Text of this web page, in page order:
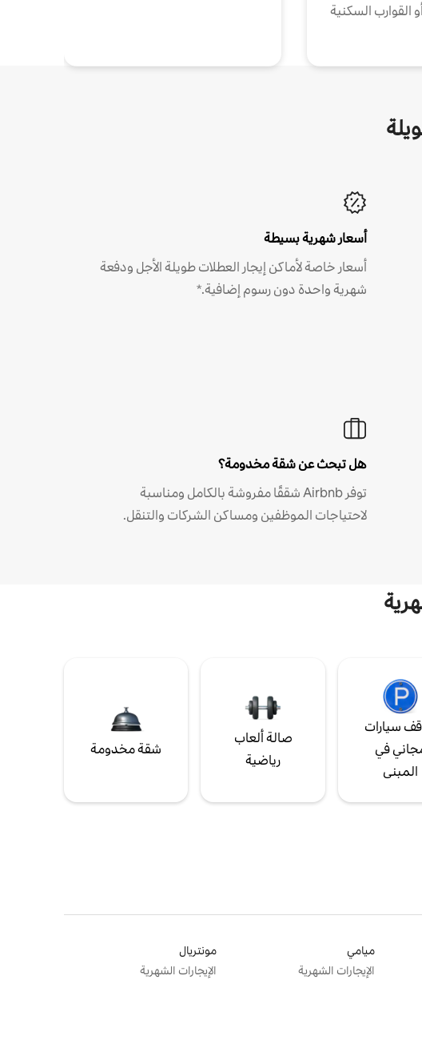
السكنية
أسعار شهرية بسيطة
أسعار خاصة لأماكن إيجار العطلات طويلة الأجل ودفعة
شهرية واحدة دون رسوم إضافية.*
هل تبحث عن شقة مخدومة؟
توفر Airbnb شققًا مفروشة بالكامل ومناسبة
لاحتياجات الموظفين ومساكن الشركات والتنقل.
سيارات
في
المبنى
صالة ألعاب
رياضية
شقة مخدومة
ميامي
الإيجارات الشهرية
مونتريال
الإيجارات الشهرية